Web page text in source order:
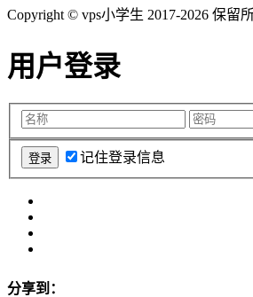
Copyright © vps小学生 2017-2026 保留
用户登录
记住登录信息
分享到：